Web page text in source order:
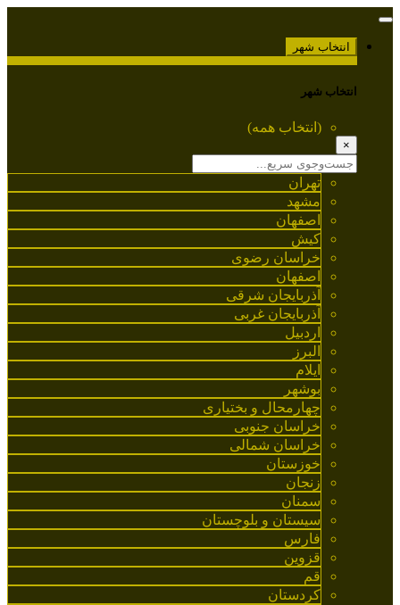
انتخاب شهر
انتخاب شهر
(انتخاب همه)
×
تهران
مشهد
اصفهان
کیش
خراسان رضوی
اصفهان
آذربایجان شرقی
آذربایجان غربی
اردبیل
البرز
ایلام
بوشهر
چهارمحال و بختیاری
خراسان جنوبی
خراسان شمالی
خوزستان
زنجان
سمنان
سیستان و بلوچستان
فارس
قزوین
قم
کردستان